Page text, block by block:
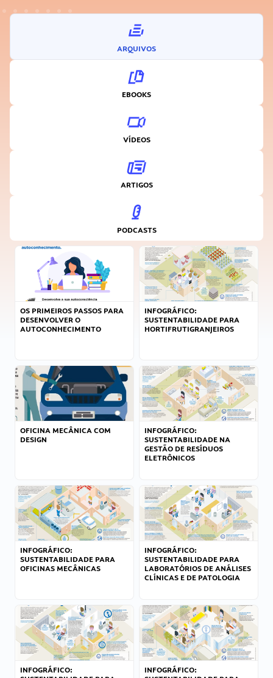
ARQUIVOS
EBOOKS
VÍDEOS
ARTIGOS
PODCASTS
OS PRIMEIROS PASSOS PARA
DESENVOLVER O
AUTOCONHECIMENTO
INFOGRÁFICO:
SUSTENTABILIDADE PARA
HORTIFRUTIGRANJEIROS
OFICINA MECÂNICA COM
DESIGN
INFOGRÁFICO:
SUSTENTABILIDADE NA
GESTÃO DE RESÍDUOS
ELETRÔNICOS
INFOGRÁFICO:
SUSTENTABILIDADE PARA
OFICINAS MECÂNICAS
INFOGRÁFICO:
SUSTENTABILIDADE PARA
LABORATÓRIOS DE ANÁLISES
CLÍNICAS E DE PATOLOGIA
INFOGRÁFICO:
INFOGRÁFICO: